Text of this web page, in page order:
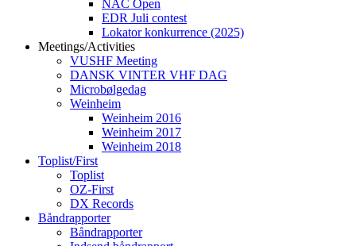
NAC Open
EDR Juli contest
Lokator konkurrence (2025)
Meetings/Activities
VUSHF Meeting
DANSK VINTER VHF DAG
Microbølgedag
Weinheim
Weinheim 2016
Weinheim 2017
Weinheim 2018
Toplist/First
Toplist
OZ-First
DX Records
Båndrapporter
Båndrapporter